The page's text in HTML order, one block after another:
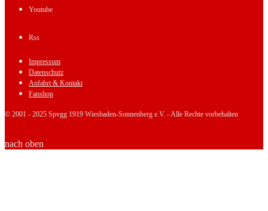
Youtube
Rss
Impressum
Datenschutz
Anfahrt & Kontakt
Fanshop
© 2001 - 2025 Spvgg 1919 Wiesbaden-Sonnenberg e.V. - Alle Rechte vorbehalten
nach oben